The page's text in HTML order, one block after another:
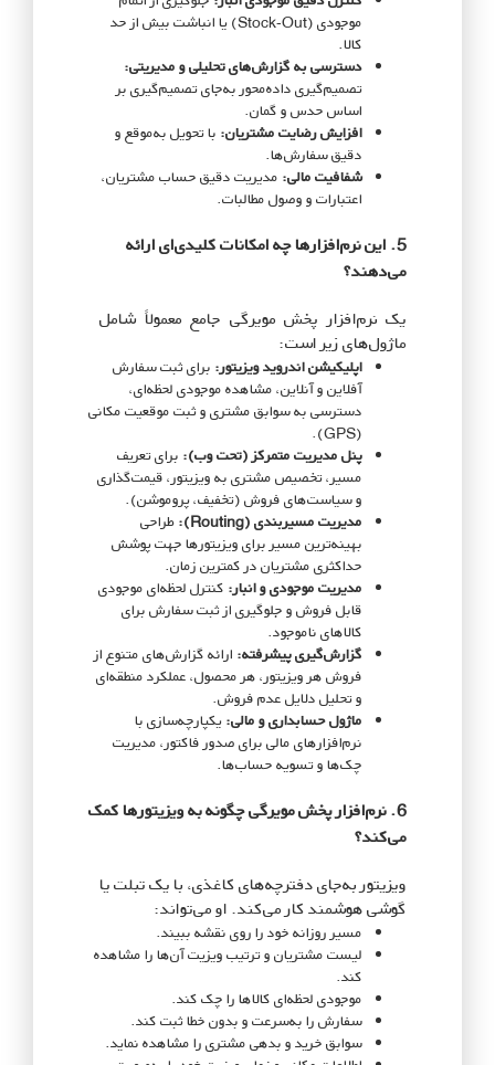
موجودی (Stock-Out) یا انباشت بیش از حد
کالا.
دسترسی به گزارش‌های تحلیلی و مدیریتی:
تصمیم‌گیری داده‌محور به‌جای تصمیم‌گیری بر
اساس حدس و گمان.
افزایش رضایت مشتریان:با تحویل به‌موقع و
دقیق سفارش‌ها.
شفافیت مالی:مدیریت دقیق حساب مشتریان،
اعتبارات و وصول مطالبات.
5. این نرم‌افزارها چه امکانات کلیدی‌ای ارائه
می‌دهند؟
یک نرم‌افزار پخش مویرگی جامع معمولاً شامل
ماژول‌های زیر است:
اپلیکیشن اندروید ویزیتور:برای ثبت سفارش
آفلاین و آنلاین، مشاهده موجودی لحظه‌ای،
دسترسی به سوابق مشتری و ثبت موقعیت مکانی
پنل مدیریت متمرکز (تحت وب):برای تعریف
مسیر، تخصیص مشتری به ویزیتور، قیمت‌گذاری
و سیاست‌های فروش (تخفیف، پروموشن).
مدیریت مسیربندی (Routing):
طراحی
بهینه‌ترین مسیر برای ویزیتورها جهت پوشش
حداکثری مشتریان در کمترین زمان.
مدیریت موجودی و انبار:کنترل لحظه‌ای موجودی
قابل فروش و جلوگیری از ثبت سفارش برای
کالاهای ناموجود.
گزارش‌گیری پیشرفته:ارائه گزارش‌های متنوع از
فروش هر ویزیتور، هر محصول، عملکرد منطقه‌ای
و تحلیل دلایل عدم فروش.
ماژول حسابداری و مالی:یکپارچه‌سازی با
نرم‌افزارهای مالی برای صدور فاکتور، مدیریت
چک‌ها و تسویه حساب‌ها.
6. نرم‌افزار پخش مویرگی چگونه به ویزیتورها کمک
می‌کند؟
ویزیتور به‌جای دفترچه‌های کاغذی، با یک تبلت یا
گوشی هوشمند کار می‌کند. او می‌تواند:
مسیر روزانه خود را روی نقشه ببیند.
لیست مشتریان و ترتیب ویزیت آن‌ها را مشاهده
کند.
موجودی لحظه‌ای کالاها را چک کند.
سفارش را به‌سرعت و بدون خطا ثبت کند.
سوابق خرید و بدهی مشتری را مشاهده نماید.